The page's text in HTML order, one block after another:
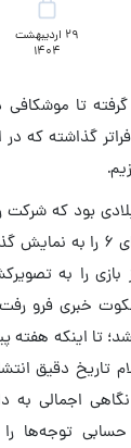
29 اردیبهشت
1404
گرفته تا
سال ۲۰۲۳ میلادی بود
مورد انتظار جی تی ای
را به
خبری فرو
تا اینکه
تاریخ دقیق
اجمالی به
توجه‌ها